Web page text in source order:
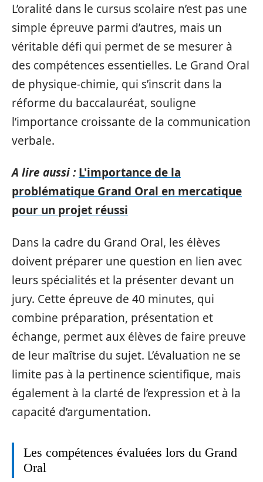
L’oralité dans le cursus scolaire n’est pas une
simple épreuve parmi d’autres, mais un
véritable défi qui permet de se mesurer à
des compétences essentielles. Le Grand Oral
de physique-chimie, qui s’inscrit dans la
réforme du baccalauréat, souligne
l’importance croissante de la communication
verbale.
A lire aussi : L'importance de la
problématique Grand Oral en mercatique
pour un projet réussi
Dans la cadre du Grand Oral, les élèves
doivent préparer une question en lien avec
leurs spécialités et la présenter devant un
jury. Cette épreuve de 40 minutes, qui
combine préparation, présentation et
échange, permet aux élèves de faire preuve
de leur maîtrise du sujet. L’évaluation ne se
limite pas à la pertinence scientifique, mais
également à la clarté de l’expression et à la
capacité d’argumentation.
Les compétences évaluées lors du Grand
Oral